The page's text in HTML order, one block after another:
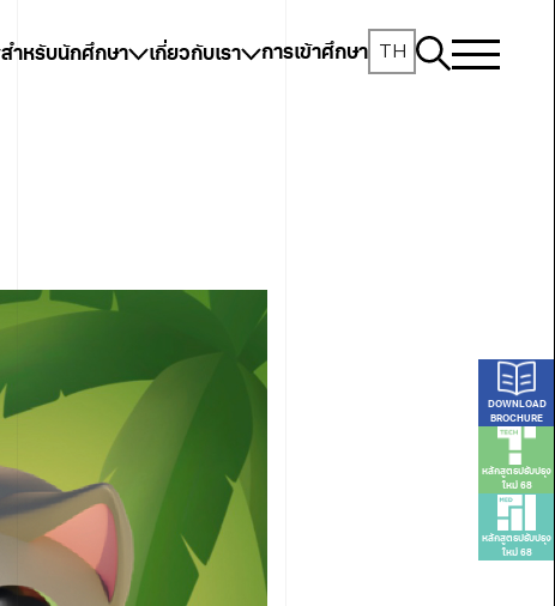
สำหรับนักศึกษา เกี่ยวกับเรา การเข้าศึกษา TH
DOWNLOAD
BROCHURE
หลักสูตรปรับปรุง
ใหม่ 68
หลักสูตรปรับปรุง
ใหม่ 68